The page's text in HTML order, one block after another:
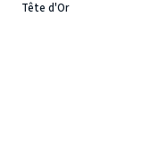
Tête d'Or